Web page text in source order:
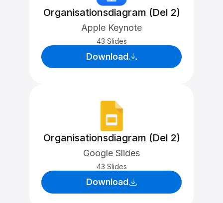
Organisationsdiagram (Del 2)
Apple Keynote
43 Slides
Download
Organisationsdiagram (Del 2)
Google Slides
43 Slides
Download